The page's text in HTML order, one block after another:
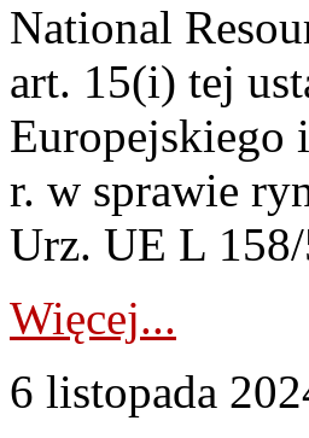
National
art. 15(i) tej
Europejskiego
r. w sprawie
Urz. UE L
Więcej...
6 listopada